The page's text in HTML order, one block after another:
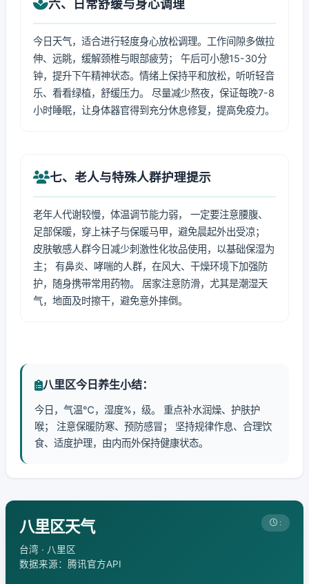
六、日常舒缓与身心调理
今日天气，适合进行轻度身心放松调理。工作间隙多做拉
伸、远眺，缓解颈椎与眼部疲劳； 午后可小憩15-30分
钟，提升下午精神状态。情绪上保持平和放松，听听轻音
乐、看看绿植，舒缓压力。 尽量减少熬夜，保证每晚7-8
小时睡眠，让身体器官得到充分休息修复，提高免疫力。
七、老人与特殊人群护理提示
老年人代谢较慢，体温调节能力弱， 一定要注意腰腹、
足部保暖，穿上袜子与保暖马甲，避免晨起外出受凉；
皮肤敏感人群今日减少刺激性化妆品使用，以基础保湿为
主； 有鼻炎、哮喘的人群，在风大、干燥环境下加强防
护，随身携带常用药物。 居家注意防滑，尤其是潮湿天
气，地面及时擦干，避免意外摔倒。
八里区今日养生小结：
今日，气温℃，湿度%，级。 重点补水润燥、护肤护
喉； 注意保暖防寒、预防感冒； 坚持规律作息、合理饮
食、适度护理，由内而外保持健康状态。
八里区天气
台湾 · 八里区
数据来源：腾讯官方API
: